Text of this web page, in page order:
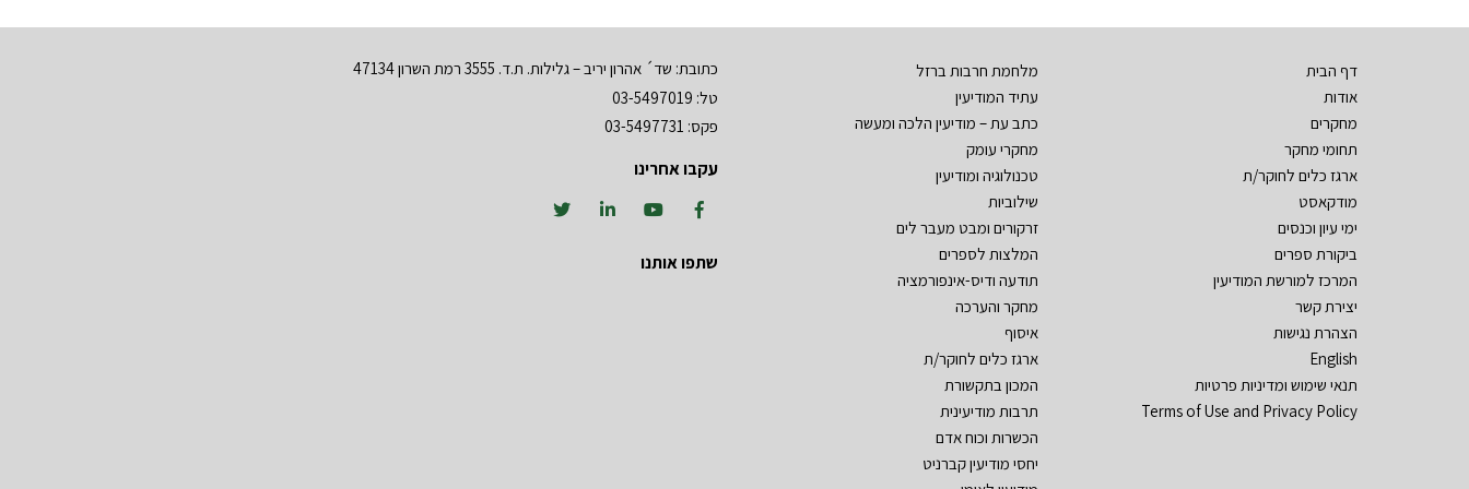
דף הבית
אודות
מחקרים
תחומי מחקר
ארגז כלים לחוקר/ת
מודקאסט
ימי עיון וכנסים
ביקורת ספרים
המרכז למורשת המודיעין
יצירת קשר
הצהרת נגישות
English
תנאי שימוש ומדיניות פרטיות
Terms of Use and Privacy Policy
מלחמת חרבות ברזל
עתיד המודיעין
כתב עת – מודיעין הלכה ומעשה
מחקרי עומק
טכנולוגיה ומודיעין
שילוביות
זרקורים ומבט מעבר לים
המלצות לספרים
תודעה ודיס-אינפורמציה
מחקר והערכה
איסוף
ארגז כלים לחוקר/ת
המכון בתקשורת
תרבות מודיעינית
הכשרות וכוח אדם
יחסי מודיעין קברניט
כתובת: שד´ אהרון יריב – גלילות. ת.ד. 3555 רמת השרון 47134
טל: 03-5497019
פקס: 03-5497731
עקבו אחרינו
שתפו אותנו